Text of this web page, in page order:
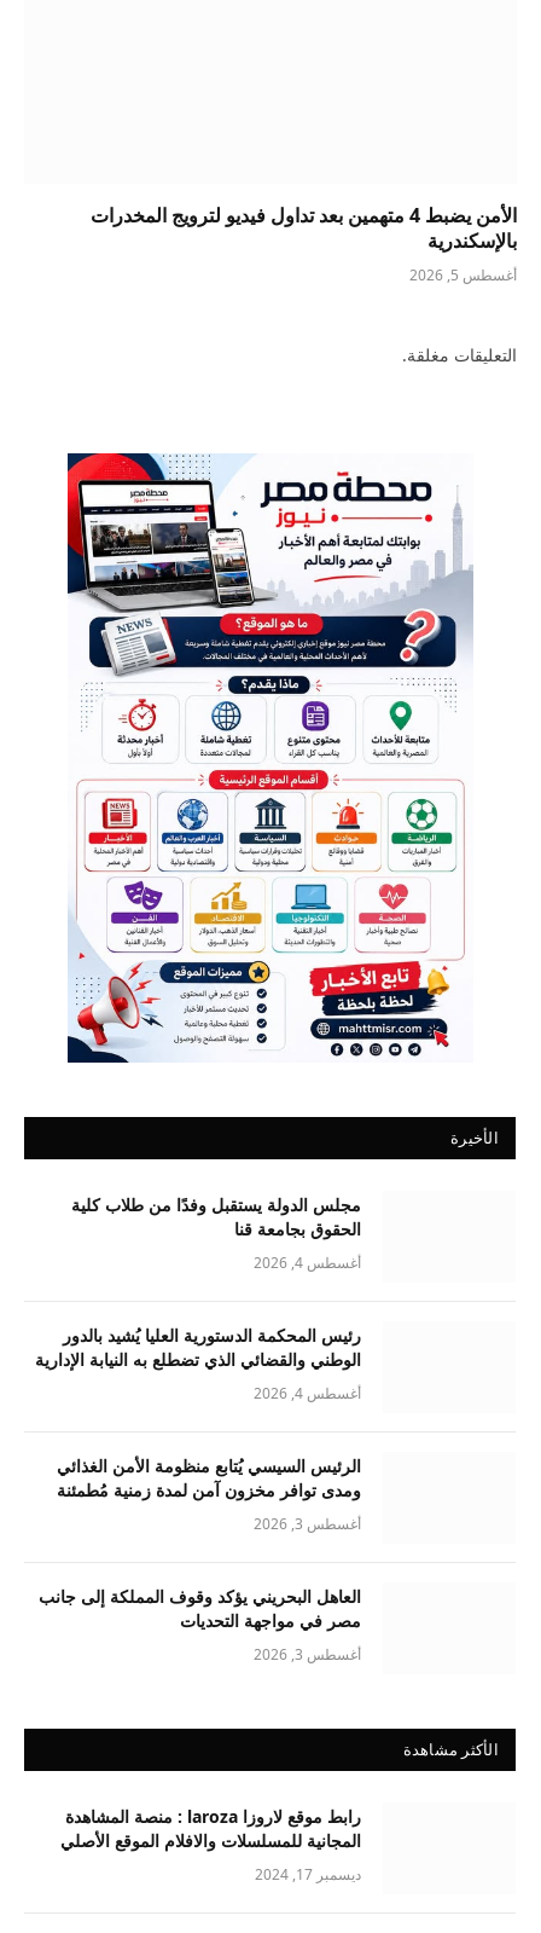
الأمن يضبط 4 متهمين بعد تداول فيديو لترويج المخدرات
بالإسكندرية
أغسطس 5, 2026
التعليقات مغلقة.
الأخيرة
مجلس الدولة يستقبل وفدًا من طلاب كلية
الحقوق بجامعة قنا
أغسطس 4, 2026
رئيس المحكمة الدستورية العليا يُشيد بالدور
الوطني والقضائي الذي تضطلع به النيابة الإدارية
أغسطس 4, 2026
الرئيس السيسي يُتابع منظومة الأمن الغذائي
ومدى توافر مخزون آمن لمدة زمنية مُطمئنة
أغسطس 3, 2026
العاهل البحريني يؤكد وقوف المملكة إلى جانب
مصر في مواجهة التحديات
أغسطس 3, 2026
الأكثر مشاهدة
رابط موقع لاروزا laroza : منصة المشاهدة
المجانية للمسلسلات والافلام الموقع الأصلي
ديسمبر 17, 2024